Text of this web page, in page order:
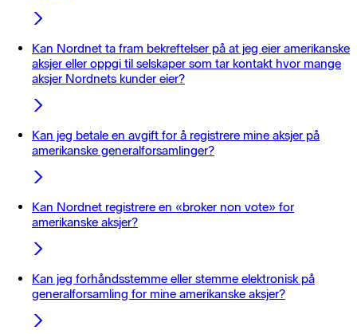
Kan Nordnet ta fram bekreftelser på at jeg eier amerikanske
aksjer eller oppgi til selskaper som tar kontakt hvor mange
aksjer Nordnets kunder eier?
Kan jeg betale en avgift for å registrere mine aksjer på
amerikanske generalforsamlinger?
Kan Nordnet registrere en «broker non vote» for
amerikanske aksjer?
Kan jeg forhåndsstemme eller stemme elektronisk på
generalforsamling for mine amerikanske aksjer?